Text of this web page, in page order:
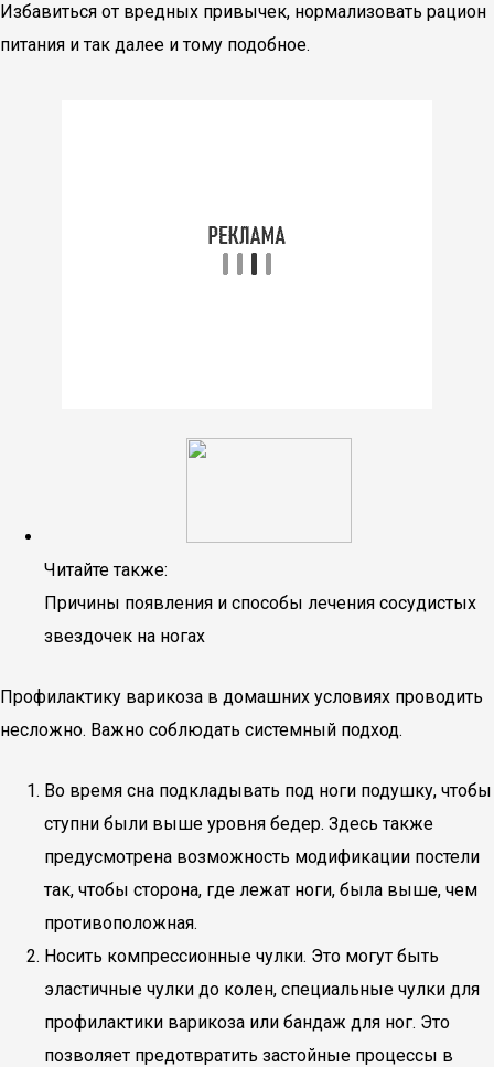
Избавиться от вредных привычек, нормализовать рацион
питания и так далее и тому подобное.
Читайте также:
Причины появления и способы лечения сосудистых
звездочек на ногах
Профилактику варикоза в домашних условиях проводить
несложно. Важно соблюдать системный подход.
Во время сна подкладывать под ноги подушку, чтобы
ступни были выше уровня бедер. Здесь также
предусмотрена возможность модификации постели
так, чтобы сторона, где лежат ноги, была выше, чем
противоположная.
Носить компрессионные чулки. Это могут быть
эластичные чулки до колен, специальные чулки для
профилактики варикоза или бандаж для ног. Это
позволяет предотвратить застойные процессы в